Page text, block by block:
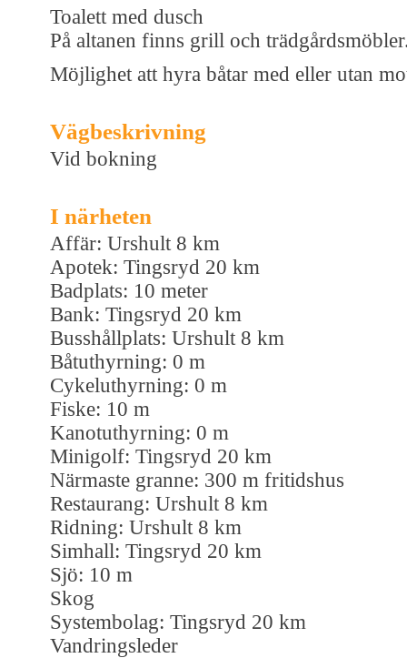
Toalett med dusch
På altanen finns grill och
Möjlighet att hyra båtar med eller utan
Vägbeskrivning
Vid bokning
I närheten
Affär: Urshult 8 km
Apotek: Tingsryd 20 km
Badplats: 10 meter
Bank: Tingsryd 20 km
Busshållplats: Urshult 8 km
Båtuthyrning: 0 m
Cykeluthyrning: 0 m
Fiske: 10 m
Kanotuthyrning: 0 m
Minigolf: Tingsryd 20 km
Närmaste granne: 300 m fritidshus
Restaurang: Urshult 8 km
Ridning: Urshult 8 km
Simhall: Tingsryd 20 km
Sjö: 10 m
Skog
Systembolag: Tingsryd 20 km
Vandringsleder